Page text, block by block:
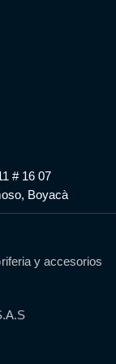
# 16 07
Boyacà
y accesorios